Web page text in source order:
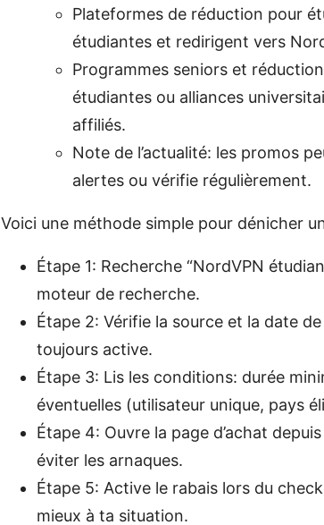
Plateformes de réduction pour
étudiantes et redirigent vers
Programmes seniors et
étudiantes ou alliances
affiliés.
Note de l’actualité: les promos
alertes ou vérifie régulièrement.
Voici une méthode simple pour dénicher
Étape 1: Recherche “NordVPN
moteur de recherche.
Étape 2: Vérifie la source et la date
toujours active.
Étape 3: Lis les conditions: durée
éventuelles (utilisateur unique, pays
Étape 4: Ouvre la page d’achat
éviter les arnaques.
Étape 5: Active le rabais lors du
mieux à ta situation.